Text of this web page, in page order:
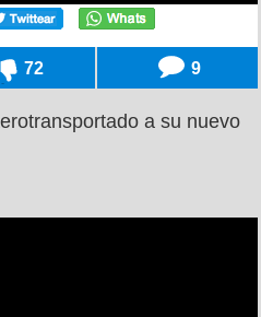
72 9
a su nuevo